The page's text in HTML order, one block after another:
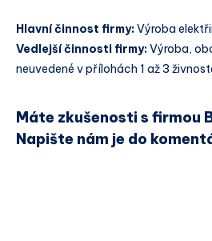
Hlavní činnost firmy:Výroba
Vedlejší činnosti firmy:Výroba,
neuvedené v přílohách 1 až 3
Máte zkušenosti s firmou
Napište nám je do